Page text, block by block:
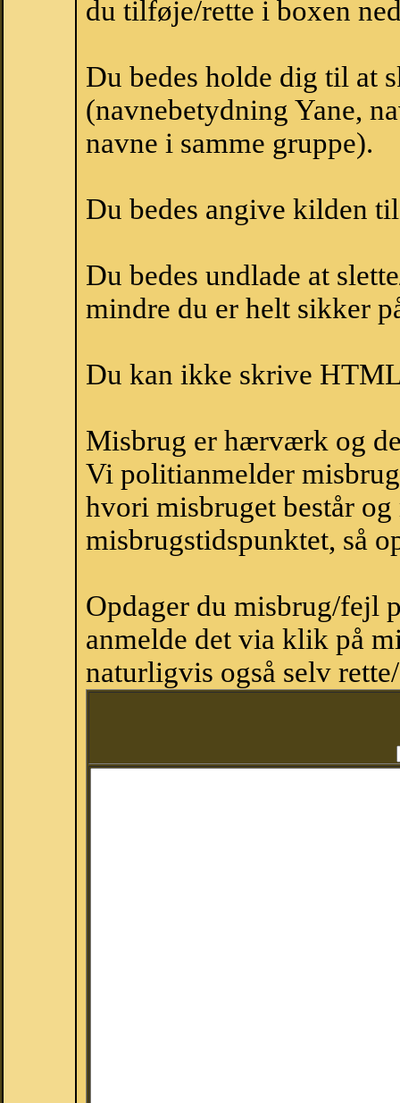
du tilføje/rette i boxen
Du bedes holde dig til at
(navnebetydning Yane,
navne i samme gruppe).
Du bedes angive kilden
Du bedes undlade at
mindre du er helt sikker
Du kan ikke skrive
Misbrug er hærværk og
Vi politianmelder
hvori misbruget består
misbrugstidspunktet, så
Opdager du misbrug/fejl
anmelde det via klik på
naturligvis også selv